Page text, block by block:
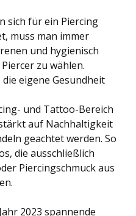
sich für ein Piercing
muss man immer
und hygienisch
zu wählen.
eigene Gesundheit
und Tattoo-Bereich
auf Nachhaltigkeit
geachtet werden. So
die ausschließlich
Piercingschmuck aus
2023 spannende